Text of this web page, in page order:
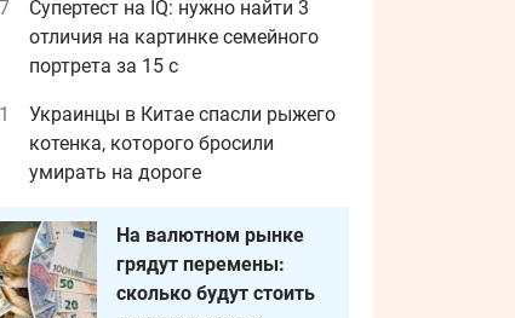
Супертест на IQ: нужно найти 3
отличия на картинке семейного
портрета за 15 с
Украинцы в Китае спасли рыжего
котенка, которого бросили
умирать на дороге
На валютном рынке
грядут перемены:
сколько будут стоить